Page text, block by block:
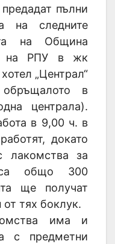
пълни
на следните
на Община
на РПУ в жк
„Централ“
в
централа).
в 9,00 ч. в
докато
лакомства за
са общо 300
ще получат
тях боклук.
има и
с предметни